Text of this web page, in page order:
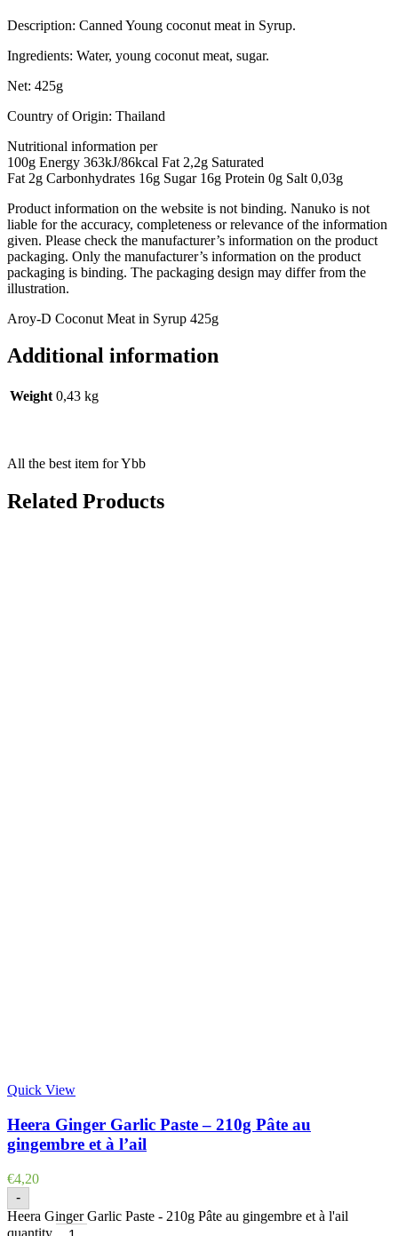
Description: Canned Young coconut meat in Syrup.
Ingredients: Water, young coconut meat, sugar.
Net: 425g
Country of Origin: Thailand
Nutritional information per
100g Energy 363kJ/86kcal Fat 2,2g Saturated
Fat 2g Carbonhydrates 16g Sugar 16g Protein 0g Salt 0,03g
Product information on the website is not binding. Nanuko is not
liable for the accuracy, completeness or relevance of the information
given. Please check the manufacturer’s information on the product
packaging. Only the manufacturer’s information on the product
packaging is binding. The packaging design may differ from the
illustration.
Aroy-D Coconut Meat in Syrup 425g
Additional information
Weight 0,43 kg
All the best item for Ybb
Related Products
Quick View
Heera Ginger Garlic Paste – 210g Pâte au
gingembre et à l’ail
€4,20
-
Heera Ginger Garlic Paste - 210g Pâte au gingembre et à l'ail
quantity